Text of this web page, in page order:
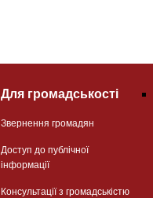
Для громадськості
Звернення громадян
Доступ до публічної
інформації
Консультації з громадськістю